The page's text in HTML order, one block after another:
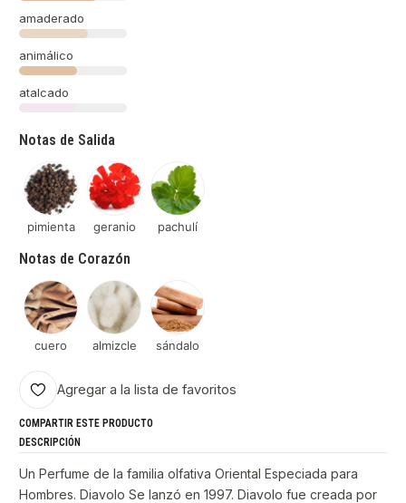
amaderado
animálico
atalcado
Notas de Salida
pimienta geranio pachulí
Notas de Corazón
cuero almizcle sándalo
Agregar a la lista de favoritos
COMPARTIR ESTE PRODUCTO
DESCRIPCIÓN
Un Perfume de la familia olfativa Oriental Especiada para
Hombres. Diavolo Se lanzó en 1997. Diavolo fue creada por